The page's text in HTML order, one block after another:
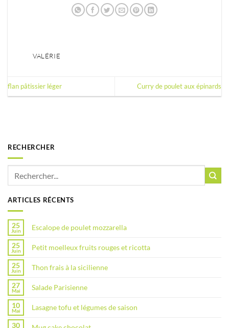
VALÉRIE
flan pâtissier léger Curry de poulet aux épinards
RECHERCHER
ARTICLES RÉCENTS
25
Juin Escalope de poulet mozzarella
25
Juin Petit moelleux fruits rouges et ricotta
25
Juin Thon frais à la sicilienne
27
Mai Salade Parisienne
10
Mai Lasagne tofu et légumes de saison
30